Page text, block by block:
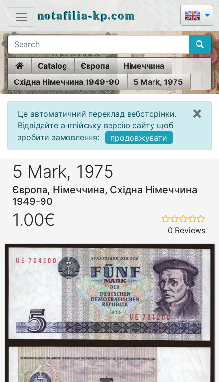
notafilia-kp.com
HomeCatalog Європа
Німеччина
Східна Німеччина 1949-90
5 Mark, 1975
Це автоматичний переклад вебсторінки.
Відвідайте англійську версію сайту щоб
зробити замовлення:
продовжувати
5 Mark, 1975
Європа, Німеччина, Східна Німеччина
1949-90
1.00€
0 Reviews